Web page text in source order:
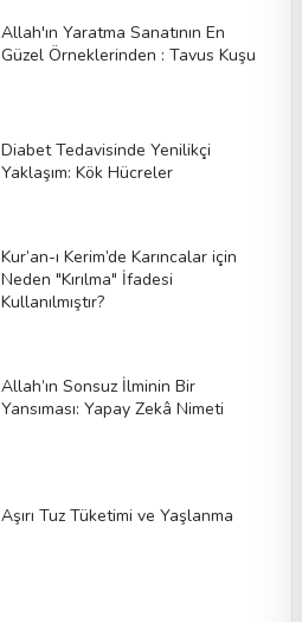
Allah'ın Yaratma Sanatının En
Güzel Örneklerinden : Tavus Kuşu
Diabet Tedavisinde Yenilikçi
Yaklaşım: Kök Hücreler
Kur’an-ı Kerim’de Karıncalar için
Neden "Kırılma" İfadesi
Kullanılmıştır?
Allah’ın Sonsuz İlminin Bir
Yansıması: Yapay Zekâ Nimeti
Aşırı Tuz Tüketimi ve Yaşlanma